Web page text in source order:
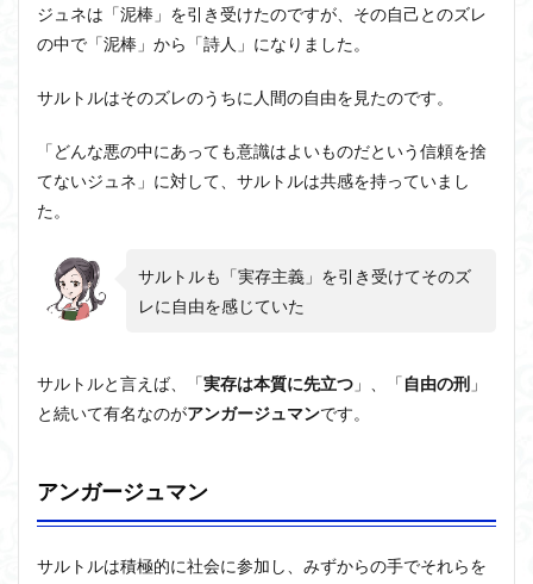
ジュネは「泥棒」を引き受けたのですが、その自己とのズレ
の中で「泥棒」から「詩人」になりました。
サルトルはそのズレのうちに人間の自由を見たのです。
「どんな悪の中にあっても意識はよいものだという信頼を捨
てないジュネ」に対して、サルトルは共感を持っていまし
た。
サルトルも「実存主義」を引き受けてそのズ
レに自由を感じていた
サルトルと言えば、「実存は本質に先立つ 」、「自由の刑 」
と続いて有名なのがアンガージュマンです。
アンガージュマン
サルトルは積極的に社会に参加し、みずからの手でそれらを